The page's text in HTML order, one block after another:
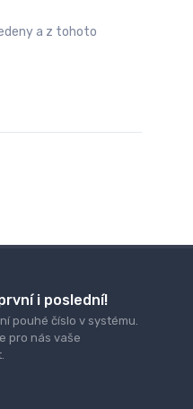
a z tohoto
i poslední!
pouhé číslo v systému.
pro nás vaše